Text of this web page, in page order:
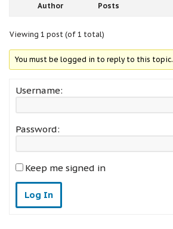
Author Posts
Viewing 1 post (of 1 total)
You must be logged in to reply to this topic.
Username:
Password:
Keep me signed in
Log In